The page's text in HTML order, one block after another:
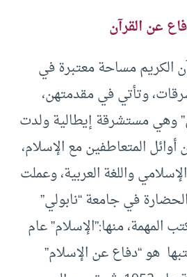
عن القرآن
الكريم مساحة معتبرة في
وتأتي في مقدمتهن،
” وهي مستشرقة إيطالية ولدت
من أوائل المتعاطفين مع الإسلام،
واللغة العربية، وعملت
في جامعة “نابولي”
منها:”الإسلام” عام
كتبها هو “دفاع عن الإسلام”